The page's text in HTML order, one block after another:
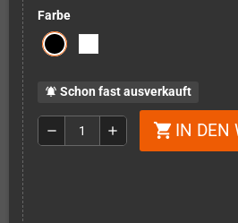
Farbe
notifications_active Schon fast ausverkauft
remove add shopping_cart IN DEN